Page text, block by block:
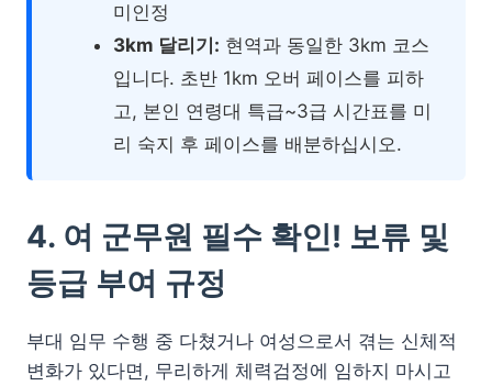
미인정
3km 달리기: 현역과 동일한 3km 코스
입니다. 초반 1km 오버 페이스를 피하
고, 본인 연령대 특급~3급 시간표를 미
리 숙지 후 페이스를 배분하십시오.
4. 여 군무원 필수 확인! 보류 및
등급 부여 규정
부대 임무 수행 중 다쳤거나 여성으로서 겪는 신체적
변화가 있다면, 무리하게 체력검정에 임하지 마시고